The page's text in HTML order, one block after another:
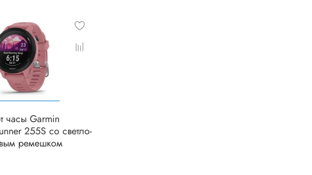
часы Garmin
255S со светло-
ремешком